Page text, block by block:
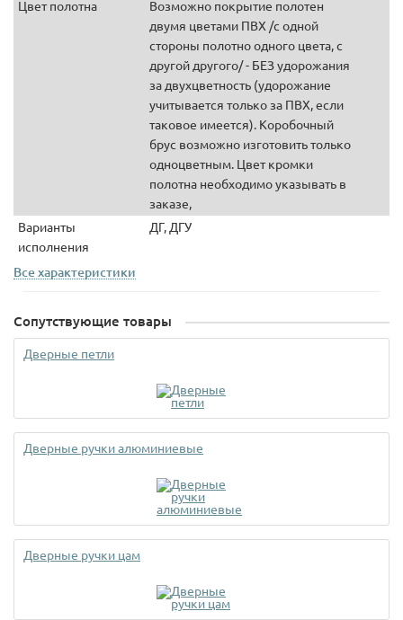
Цвет полотна
Возможно покрытие полотен
двумя цветами ПВХ /с одной
стороны полотно одного цвета, с
другой другого/ - БЕЗ удорожания
за двухцветность (удорожание
учитывается только за ПВХ, если
таковое имеется). Коробочный
брус возможно изготовить только
одноцветным. Цвет кромки
полотна необходимо указывать в
заказе,
Варианты
исполнения
ДГ, ДГУ
Все характеристики
Сопутствующие товары
Дверные петли
Дверные ручки алюминиевые
Дверные ручки цам